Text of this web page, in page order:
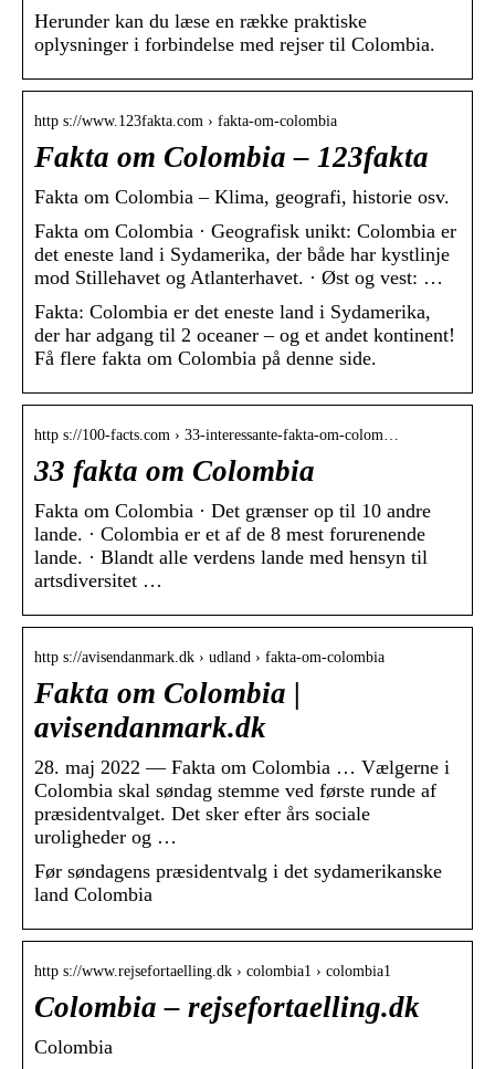
Herunder kan du læse en række praktiske
oplysninger i forbindelse med rejser til Colombia.
http s://www.123fakta.com › fakta-om-colombia
Fakta om Colombia – 123fakta
Fakta om Colombia – Klima, geografi, historie osv.
Fakta om Colombia · Geografisk unikt: Colombia er
det eneste land i Sydamerika, der både har kystlinje
mod Stillehavet og Atlanterhavet. · Øst og vest: …
Fakta: Colombia er det eneste land i Sydamerika,
der har adgang til 2 oceaner – og et andet kontinent!
Få flere fakta om Colombia på denne side.
http s://100-facts.com › 33-interessante-fakta-om-colom…
33 fakta om Colombia
Fakta om Colombia · Det grænser op til 10 andre
lande. · Colombia er et af de 8 mest forurenende
lande. · Blandt alle verdens lande med hensyn til
artsdiversitet …
http s://avisendanmark.dk › udland › fakta-om-colombia
Fakta om Colombia |
avisendanmark.dk
28. maj 2022 — Fakta om Colombia … Vælgerne i
Colombia skal søndag stemme ved første runde af
præsidentvalget. Det sker efter års sociale
uroligheder og …
Før søndagens præsidentvalg i det sydamerikanske
land Colombia
http s://www.rejsefortaelling.dk › colombia1 › colombia1
Colombia – rejsefortaelling.dk
Colombia